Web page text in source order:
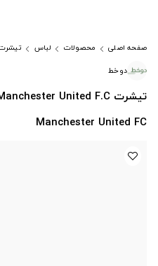
صفحه اصلی محصولات لباس
دوخط
Manchester United FC